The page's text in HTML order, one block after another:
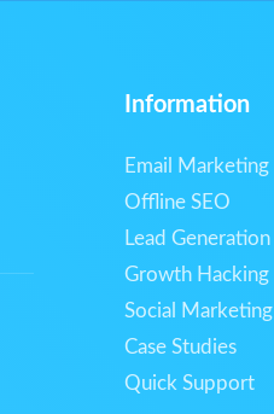
Information
Email Marketing
Offline SEO
Lead Generation
Growth Hacking
Social Marketing
Case Studies
Quick Support